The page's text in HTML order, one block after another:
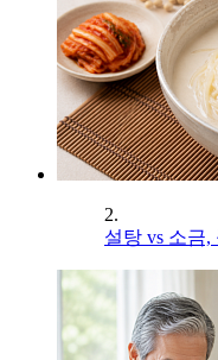
2.
설탕 vs 소금